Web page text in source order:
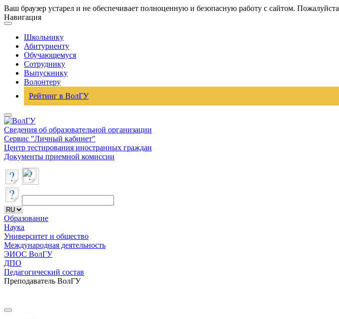
Ваш браузер устарел и не обеспечивает полноценную и безопасную работу с сайтом. Пожалуйста
Навигация
Школьнику
Абитуриенту
Обучающемуся
Сотруднику
Выпускнику
Волонтеру
Рейтинг в ВолГУ
Сведения об образовательной организации
Сервис "Личный кабинет"
Центр тестирования иностранных граждан
Документы приемной комиссии
Образование
Наука
Университет и общество
Международная деятельность
ЭИОС ВолГУ
ДПО
Педагогический состав
Преподаватель ВолГУ